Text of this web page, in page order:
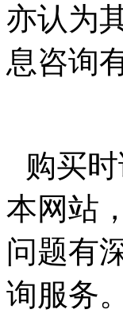
亦认为
息咨询
购买
本网站
问题有
询服务。